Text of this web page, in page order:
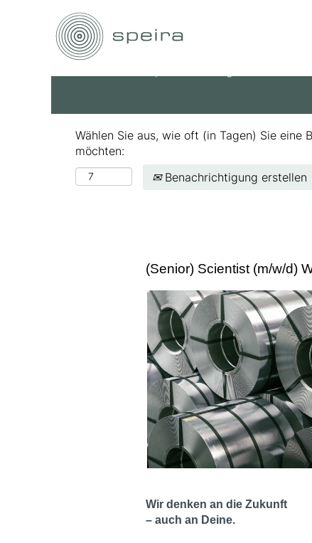
Nach Stichwort suchen
Wählen Sie aus, wie oft (in Tagen) Sie eine
möchten:
Benachrichtigung erstellen
(Senior) Scientist (m/w/d)
Wir denken an die Zukunft
– auch an Deine.